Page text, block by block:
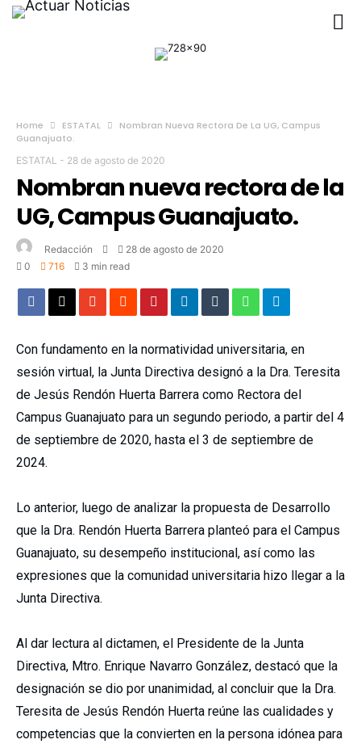
Home ESTATAL
Nombran Nueva Rectora De La UG, Campus
Guanajuato.
ESTATAL - 28 de agosto de 2020
Nombran nueva rectora de la
UG, Campus Guanajuato.
Redacción
28 de agosto de 2020
0
716 3 min read
Con fundamento en la normatividad universitaria, en
sesión virtual, la Junta Directiva designó a la Dra. Teresita
de Jesús Rendón Huerta Barrera como Rectora del
Campus Guanajuato para un segundo periodo, a partir del 4
de septiembre de 2020, hasta el 3 de septiembre de
2024.
Lo anterior, luego de analizar la propuesta de Desarrollo
que la Dra. Rendón Huerta Barrera planteó para el Campus
Guanajuato, su desempeño institucional, así como las
expresiones que la comunidad universitaria hizo llegar a la
Junta Directiva.
Al dar lectura al dictamen, el Presidente de la Junta
Directiva, Mtro. Enrique Navarro González, destacó que la
designación se dio por unanimidad, al concluir que la Dra.
Teresita de Jesús Rendón Huerta reúne las cualidades y
competencias que la convierten en la persona idónea para